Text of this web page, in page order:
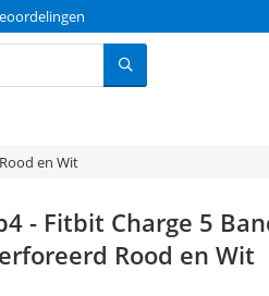
en Wit
- Fitbit Charge 5
Rood en Wit